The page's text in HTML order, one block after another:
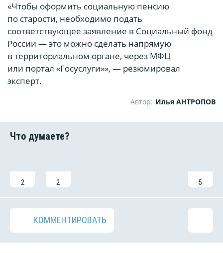
«Чтобы оформить социальную пенсию
по старости, необходимо подать
соответствующее заявление в Социальный фонд
России — это можно сделать напрямую
в территориальном органе, через МФЦ
или портал «Госуслуги»», — резюмировал
эксперт.
Автор: Илья АНТРОПОВ
2 2 5
КОММЕНТИРОВАТЬ